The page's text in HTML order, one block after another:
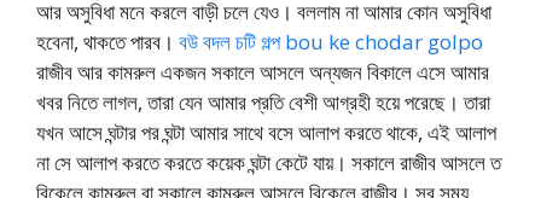
আর অসুবিধা মনে করলে বাড়ী চলে যেও। বললাম না আমার কোন অসুবিধা
হবেনা, থাকতে পারব। বউ বদল চটি গল্প bou ke chodar golpo
রাজীব আর কামরুল একজন সকালে আসলে অন্যজন বিকালে এসে আমার
খবর নিতে লাগল, তারা যেন আমার প্রতি বেশী আগ্রহী হয়ে পরেছে। তারা
যখন আসে ঘন্টার পর ঘন্টা আমার সাথে বসে আলাপ করতে থাকে, এই আলাপ
না সে আলাপ করতে করতে কয়েক ঘন্টা কেটে যায়। সকালে রাজীব আসলে ত